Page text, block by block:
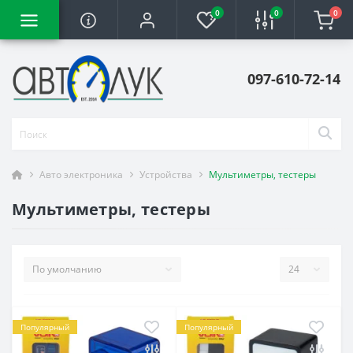
0 0 0
097-610-72-14
Авто электроника Устройства Мультиметры, тестеры
Мультиметры, тестеры
Популярный Популярный